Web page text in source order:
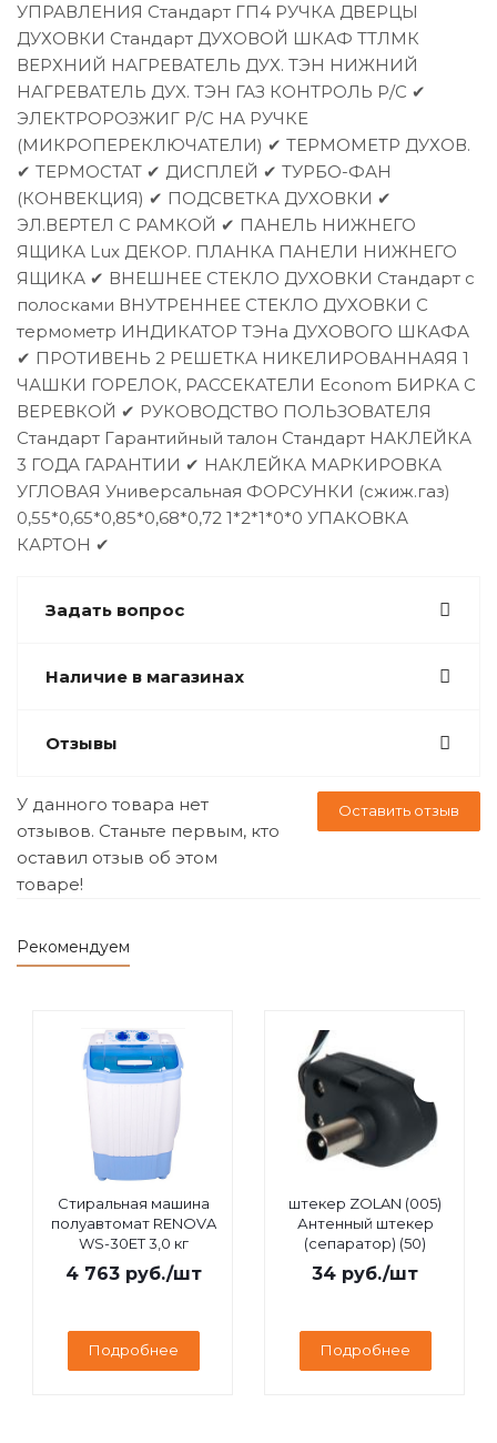
УПРАВЛЕНИЯ Стандарт ГП4 РУЧКА ДВЕРЦЫ
ДУХОВКИ Стандарт ДУХОВОЙ ШКАФ ТТЛМК
ВЕРХНИЙ НАГРЕВАТЕЛЬ ДУХ. ТЭН НИЖНИЙ
НАГРЕВАТЕЛЬ ДУХ. ТЭН ГАЗ КОНТРОЛЬ Р/С ✔
ЭЛЕКТРОРОЗЖИГ Р/С НА РУЧКЕ
(МИКРОПЕРЕКЛЮЧАТЕЛИ) ✔ ТЕРМОМЕТР ДУХОВ.
✔ ТЕРМОСТАТ ✔ ДИСПЛЕЙ ✔ ТУРБО-ФАН
(КОНВЕКЦИЯ) ✔ ПОДСВЕТКА ДУХОВКИ ✔
ЭЛ.ВЕРТЕЛ С РАМКОЙ ✔ ПАНЕЛЬ НИЖНЕГО
ЯЩИКА Lux ДЕКОР. ПЛАНКА ПАНЕЛИ НИЖНЕГО
ЯЩИКА ✔ ВНЕШНЕЕ СТЕКЛО ДУХОВКИ Стандарт с
полосками ВНУТРЕННЕЕ СТЕКЛО ДУХОВКИ С
термометр ИНДИКАТОР ТЭНа ДУХОВОГО ШКАФА
✔ ПРОТИВЕНЬ 2 РЕШЕТКА НИКЕЛИРОВАННАЯЯ 1
ЧАШКИ ГОРЕЛОК, РАССЕКАТЕЛИ Econom БИРКА С
ВЕРЕВКОЙ ✔ РУКОВОДСТВО ПОЛЬЗОВАТЕЛЯ
Стандарт Гарантийный талон Стандарт НАКЛЕЙКА
3 ГОДА ГАРАНТИИ ✔ НАКЛЕЙКА МАРКИРОВКА
УГЛОВАЯ Универсальная ФОРСУНКИ (сжиж.газ)
0,55*0,65*0,85*0,68*0,72 1*2*1*0*0 УПАКОВКА
КАРТОН ✔
Задать вопрос
Наличие в магазинах
Отзывы
Оставить отзыв
У данного товара нет
отзывов. Станьте первым, кто
оставил отзыв об этом
товаре!
Рекомендуем
Стиральная машина
полуавтомат RENOVA
WS-30ET 3,0 кг
4 763руб./шт
Подробнее
штекер ZOLAN (005)
Антенный штекер
(сепаратор) (50)
34 руб./шт
Подробнее